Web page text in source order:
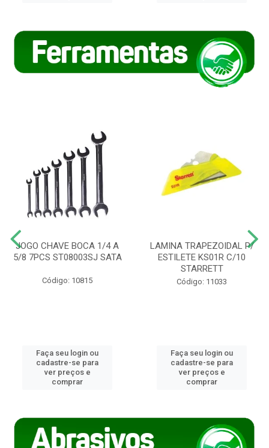
JOGO CHAVE BOCA 1/4 A
5/8 7PCS ST08003SJ SATA
Código: 10815
Faça seu login ou
cadastre-se para
ver preços e
comprar
LAMINA TRAPEZOIDAL P/
ESTILETE KS01R C/10
STARRETT
Código: 11033
Faça seu login ou
cadastre-se para
ver preços e
comprar